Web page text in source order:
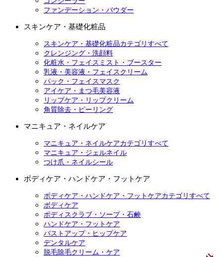
ファンデーション・パウダー
スキンケア・基礎化粧品
スキンケア・基礎化粧品カテゴリすべて
クレンジング・洗顔料
化粧水・フェイスミスト・ブースター
乳液・美容液・フェイスクリーム
パック・フェイスマスク
アイケア・まつ毛美容液
リップケア・リップクリーム
角質除去・ピーリング
マニキュア・ネイルケア
マニキュア・ネイルケアカテゴリすべて
マニキュア・ジェルネイル
つけ爪・ネイルシール
ボディケア・ハンドケア・フットケア
ボディケア・ハンドケア・フットケアカテゴリすべて
ボディケア
ボディスクラブ・ソープ・石鹸
ハンドケア・フットケア
バストアップ・ヒップケア
デンタルケア
脱毛除毛クリーム・ケア